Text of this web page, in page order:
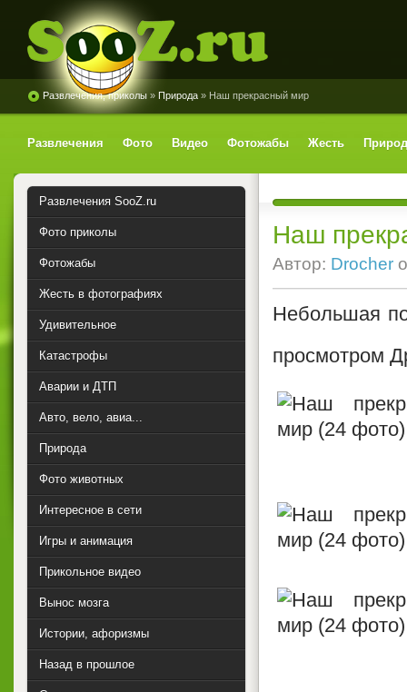
Развлечения, приколы » Природа » Наш прекрасный мир
Развлечения Фото Видео Фотожабы Жесть
Наш
Автор: Drocher
Небольшая
просмотром
Развлечения SooZ.ru
Фото приколы
Фотожабы
Жесть в фотографиях
Удивительное
Катастрофы
Аварии и ДТП
Авто, вело, авиа...
Природа
Фото животных
Интересное в сети
Игры и анимация
Прикольное видео
Вынос мозга
Истории, афоризмы
Назад в прошлое